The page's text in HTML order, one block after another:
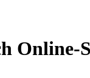
Online-